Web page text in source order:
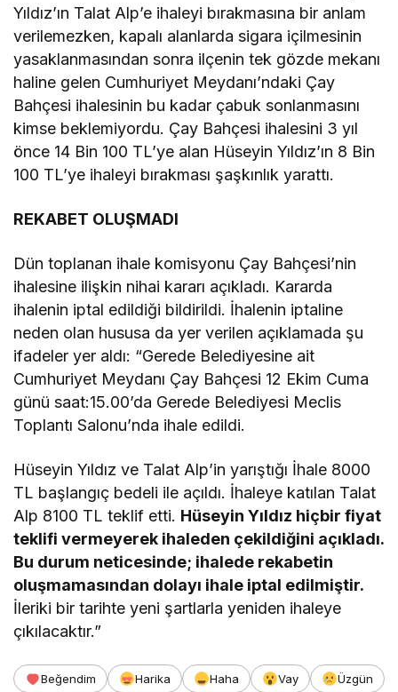
Yıldız’ın Talat Alp’e ihaleyi bırakmasına bir anlam
verilemezken, kapalı alanlarda sigara içilmesinin
yasaklanmasından sonra ilçenin tek gözde mekanı
haline gelen Cumhuriyet Meydanı’ndaki Çay
Bahçesi ihalesinin bu kadar çabuk sonlanmasını
kimse beklemiyordu. Çay Bahçesi ihalesini 3 yıl
önce 14 Bin 100 TL’ye alan Hüseyin Yıldız’ın 8 Bin
100 TL’ye ihaleyi bırakması şaşkınlık yarattı.
REKABET OLUŞMADI
Dün toplanan ihale komisyonu Çay Bahçesi’nin
ihalesine ilişkin nihai kararı açıkladı. Kararda
ihalenin iptal edildiği bildirildi. İhalenin iptaline
neden olan hususa da yer verilen açıklamada şu
ifadeler yer aldı: “Gerede Belediyesine ait
Cumhuriyet Meydanı Çay Bahçesi 12 Ekim Cuma
günü saat:15.00’da Gerede Belediyesi Meclis
Toplantı Salonu’nda ihale edildi.
Hüseyin Yıldız ve Talat Alp’in yarıştığı İhale 8000
TL başlangıç bedeli ile açıldı. İhaleye katılan Talat
Alp 8100 TL teklif etti. Hüseyin Yıldız hiçbir fiyat
teklifi vermeyerek ihaleden çekildiğini açıkladı.
Bu durum neticesinde; ihalede rekabetin
oluşmamasından dolayı ihale iptal edilmiştir.
İleriki bir tarihte yeni şartlarla yeniden ihaleye
çıkılacaktır.”
Beğendim Harika Haha Vay
Üzgün